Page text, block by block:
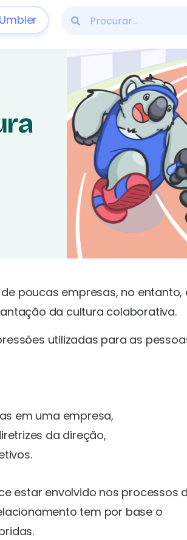
poucas empresas, no entanto,
da cultura colaborativa.
utilizadas para as
em uma empresa,
da direção,
estar envolvido nos processos
tem por base o